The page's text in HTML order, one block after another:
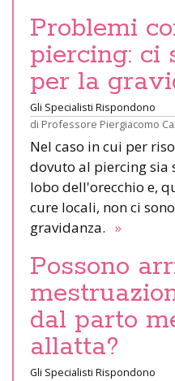
Problemi
piercing: ci
per la
Gli Specialisti Rispondono
di Professore Piergiacomo
Nel caso in cui per
dovuto al piercing sia
lobo dell'orecchio e,
cure locali, non ci
gravidanza. »
Possono
dal parto
allatta?
Gli Specialisti Rispondono